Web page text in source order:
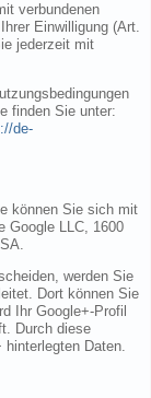
verbundenen
Einwilligung (Art.
jederzeit mit
finden Sie unter:
de-
können Sie sich mit
Google LLC, 1600
werden Sie
Dort können Sie
Ihr Google+-Profil
Durch diese
hinterlegten Daten.